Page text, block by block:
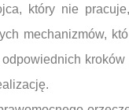
który nie
mechanizmów,